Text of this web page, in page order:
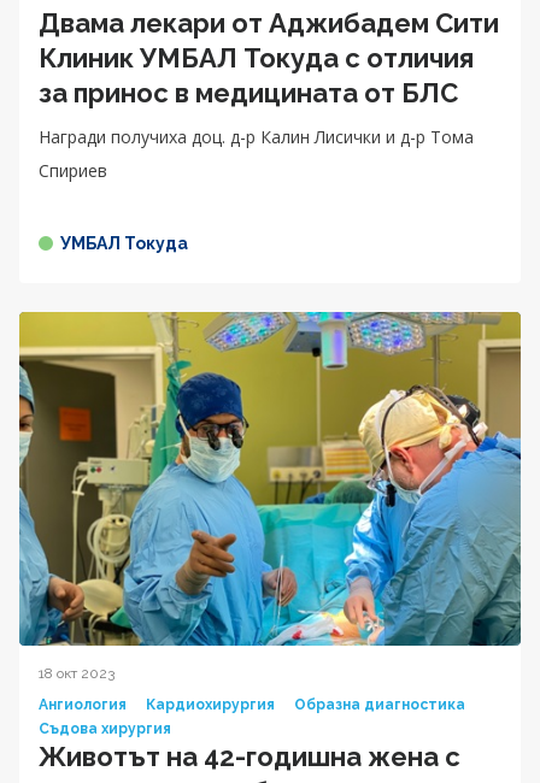
Двама лекари от Аджибадем Сити
Клиник УМБАЛ Токуда с отличия
за принос в медицината от БЛС
Награди получиха доц. д-р Калин Лисички и д-р Тома
Спириев
УМБАЛ Токуда
18 окт 2023
Ангиология
Кардиохирургия
Образна диагностика
Съдова хирургия
Животът на 42-годишна жена с